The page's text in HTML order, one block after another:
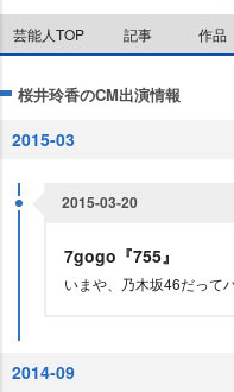
芸能人TOP 記事 作品
桜井玲香のCM出演情報
2015-03
2015-03-20
7gogo『755』
いまや、乃木坂46だって
2014-09